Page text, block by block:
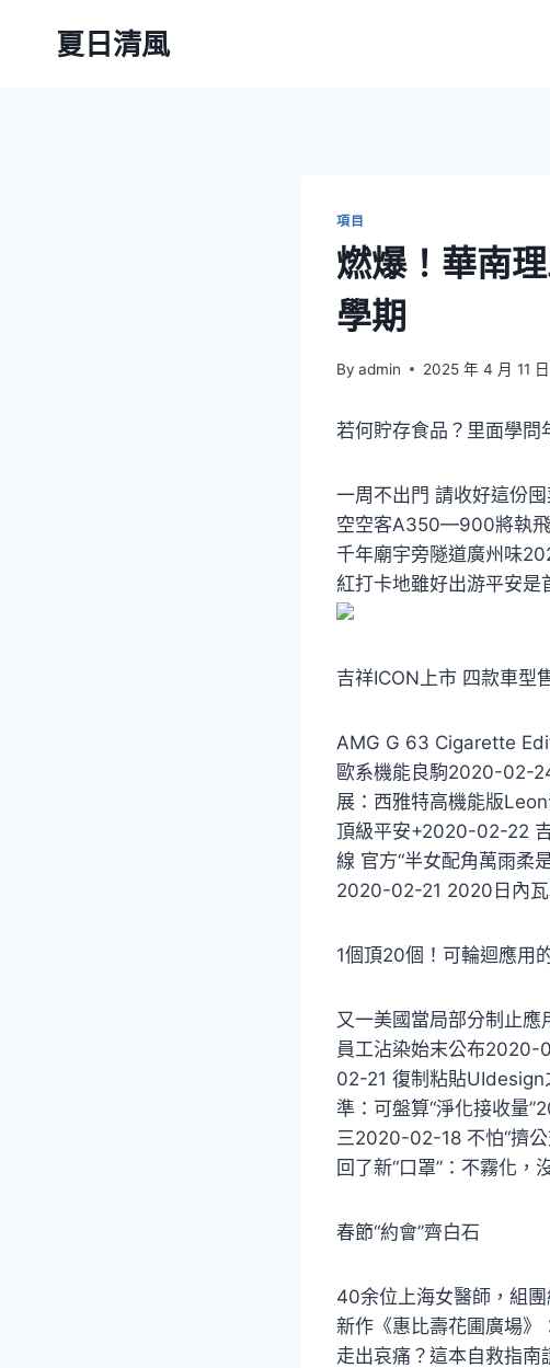
夏日清風
項目
燃爆！華南
學期
By admin 2025 年 4 月 11 日
若何貯存食品？里面學問
一周不出門 請收好這份
空空客A350—900將執
千年廟宇旁隧道廣州味
紅打卡地雖好出游平安
吉祥ICON上市 四款車型
AMG G 63 Cigarette
歐系機能良駒2020-02-
展：西雅特高機能版
頂級平安+2020-02-22
線 官方“半女配角萬雨柔
2020-02-21 2020日內
1個頂20個！可輪迴應用
又一美國當局部分制止
員工沾染始末公布2020-
02-21 復制粘貼UIdesign
準：可盤算“淨化接收量
三2020-02-18 不怕“擠
回了新“口罩”：不霧化
春節“約會”齊白石
40余位上海女醫師，組
新作《惠比壽花圃廣場
走出哀痛？這本自救指